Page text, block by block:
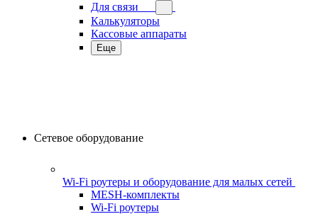
Для связи
Калькуляторы
Кассовые аппараты
Еще
Сетевое оборудование
Wi-Fi роутеры и оборудование для малых сетей
MESH-комплекты
Wi-Fi роутеры